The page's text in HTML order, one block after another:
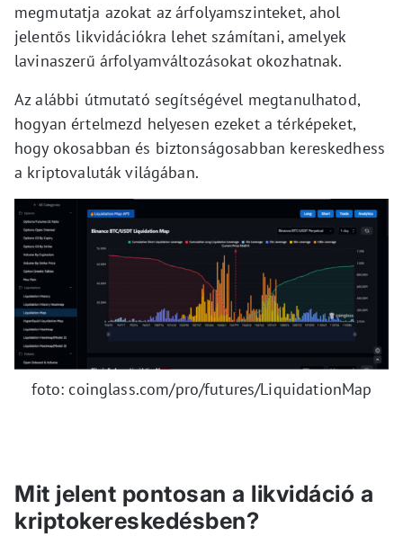
megmutatja azokat az árfolyamszinteket, ahol
jelentős likvidációkra lehet számítani, amelyek
lavinaszerű árfolyamváltozásokat okozhatnak.
Az alábbi útmutató segítségével megtanulhatod,
hogyan értelmezd helyesen ezeket a térképeket,
hogy okosabban és biztonságosabban kereskedhess
a kriptovaluták világában.
foto: coinglass.com/pro/futures/LiquidationMap
Mit jelent pontosan a likvidáció a
kriptokereskedésben?